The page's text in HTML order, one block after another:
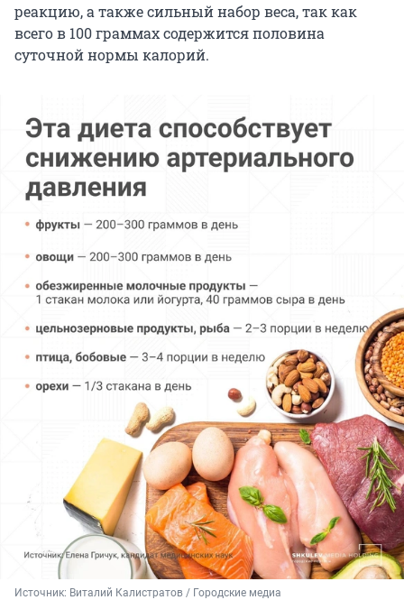
реакцию, а также сильный набор веса, так как
всего в 100 граммах содержится половина
суточной нормы калорий.
Источник: Виталий Калистратов / Городские медиа